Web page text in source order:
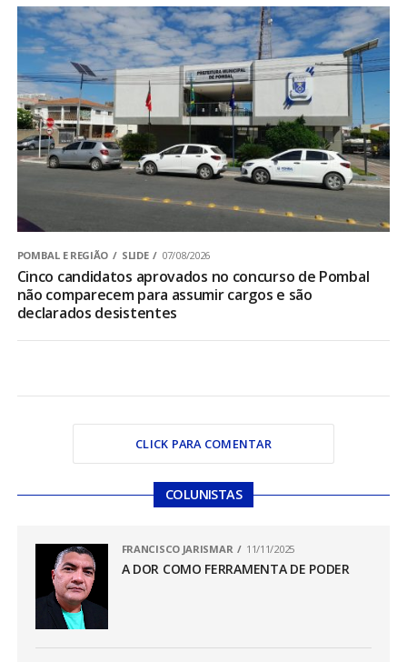
POMBAL E REGIÃO SLIDE 07/08/2026
Cinco candidatos aprovados no concurso de Pombal
não comparecem para assumir cargos e são
declarados desistentes
CLICK PARA COMENTAR
COLUNISTAS
FRANCISCO JARISMAR 11/11/2025
A DOR COMO FERRAMENTA DE PODER